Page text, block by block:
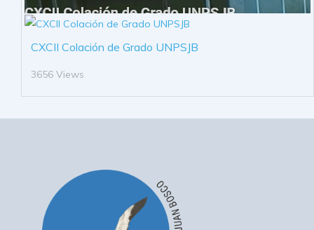
CXCII Colación de Grado UNPSJB
3656 Views